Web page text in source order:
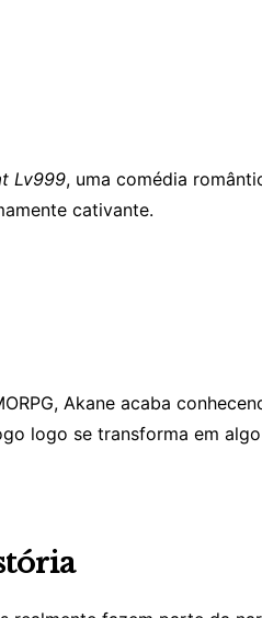
Lv999, uma comédia
cativante.
Akane acaba
logo se transforma em